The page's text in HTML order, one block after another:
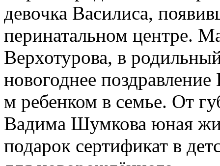
девочка Василиса,
перинатальном центре.
Верхотурова, в
новогоднее
м ребенком в семье. От
Вадима Шумкова юная
подарок сертификат в